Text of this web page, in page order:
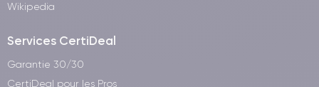
Wikipedia
Services CertiDeal
Garantie 30/30
CertiDeal pour les Pros